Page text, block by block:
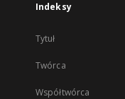
Indeksy
Tytuł
Twórca
Współtwórca